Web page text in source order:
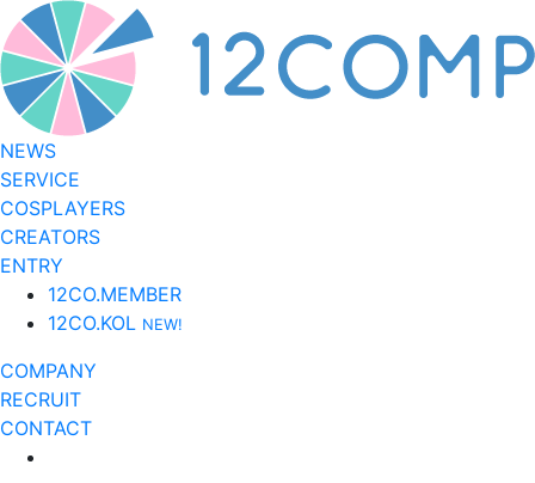
NEWS
SERVICE
COSPLAYERS
CREATORS
ENTRY
12CO.MEMBER
12CO.KOL NEW!
COMPANY
RECRUIT
CONTACT